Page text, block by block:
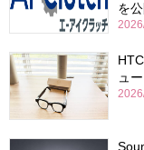
を
ュ